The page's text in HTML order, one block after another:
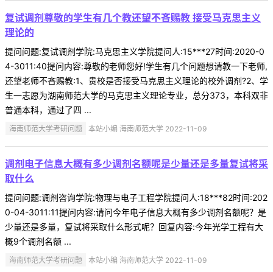
复试调剂尊敬的学生有几个教还望不吝赐教 接受马克思主义
理论的
提问问题:复试调剂学院:马克思主义学院提问人:15***27时间:2020-0
4-3011:40提问内容:尊敬的老师您好!学生有几个问题想请教一下老师,
还望老师不吝赐教:1、贵校是否接受马克思主义理论的校外调剂?2、学
生一志愿为湖南师范大学的马克思主义理论专业，总分373，本科双非
普通本科，通过了四 ...
海南师范大学考研问题 本站小编 海南师范大学 2022-11-09
调剂电子信息大概有多少调剂名额呢是少量还是多量复试将采
取什么
提问问题:调剂咨询学院:物理与电子工程学院提问人:18***82时间:202
0-04-3011:11提问内容:请问今年电子信息大概有多少调剂名额呢？是
少量还是多量，复试将采取什么形式呢？回复内容:今年光学工程有大
概9个调剂名额 ...
海南师范大学考研问题 本站小编 海南师范大学 2022-11-09